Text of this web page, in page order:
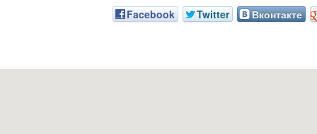
Facebook Twitter Вконтакте